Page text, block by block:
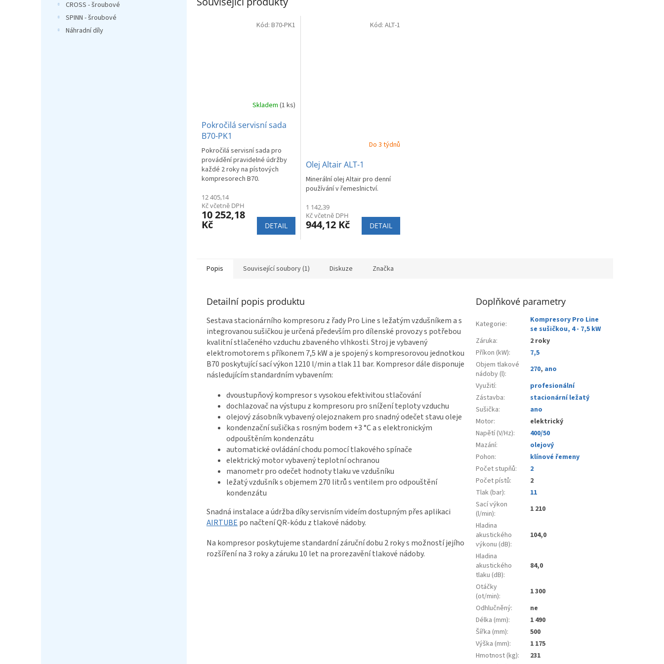
CROSS - šroubové
SPINN - šroubové
Náhradní díly
Skladem (1 ks)
Pokročilá servisní sada
B70-PK1
Pokročilá servisní sada pro
provádění pravidelné údržby
každé 2 roky na pístových
kompresorech B70.
12 405,14
Kč včetně DPH
10 252,18
Kč DETAIL
Kód: B70-PK1
Do 3 týdnů
Olej Altair ALT-1
Minerální olej Altair pro denní
používání v řemeslnictví.
1 142,39
Kč včetně DPH
944,12 Kč DETAIL
Kód: ALT-1
Popis Související soubory (1) Diskuze Značka
Detailní popis produktu
Sestava stacionárního kompresoru z řady Pro Line s ležatým vzdušníkem a s
integrovanou sušičkou je určená především pro dílenské provozy s potřebou
kvalitní stlačeného vzduchu zbaveného vlhkosti. Stroj je vybavený
elektromotorem s příkonem 7,5 kW a je spojený s kompresorovou jednotkou
B70 poskytující sací výkon 1210 l/min a tlak 11 bar. Kompresor dále disponuje
následujícím standardním vybavením:
dvoustupňový kompresor s vysokou efektivitou stlačování
dochlazovač na výstupu z kompresoru pro snížení teploty vzduchu
olejový zásobník vybavený olejoznakem pro snadný odečet stavu oleje
kondenzační sušička s rosným bodem +3 °C a s elektronickým
odpouštěním kondenzátu
automatické ovládání chodu pomocí tlakového spínače
elektrický motor vybavený teplotní ochranou
manometr pro odečet hodnoty tlaku ve vzdušníku
ležatý vzdušník s objemem 270 litrů s ventilem pro odpouštění
kondenzátu
Snadná instalace a údržba díky servisním videím dostupným přes aplikaci
AIRTUBE po načtení QR-kódu z tlakové nádoby.
Na kompresor poskytujeme standardní záruční dobu 2 roky s možností jejího
rozšíření na 3 roky a záruku 10 let na prorezavění tlakové nádoby.
Doplňkové parametry
Kategorie:
Kompresory Pro Line
se sušičkou, 4 - 7,5 kW
Záruka:
2 roky
Příkon (kW):
7,5
Objem tlakové
nádoby (l): 270, ano
Využití:
profesionální
Zástavba:
stacionární ležatý
Sušička:
ano
Motor:
elektrický
Napětí (V/Hz):
400/50
Mazání:
olejový
Pohon:
klínové řemeny
Počet stupňů:
2
Počet pístů:
2
Tlak (bar):
11
Sací výkon
(l/min):
1 210
Hladina
akustického
výkonu (dB):
104,0
Hladina
akustického
tlaku (dB):
84,0
Otáčky
(ot/min):
1 300
Odhlučněný:
ne
Délka (mm):
1 490
Šířka (mm):
500
Výška (mm):
1 175
Hmotnost (kg):
231